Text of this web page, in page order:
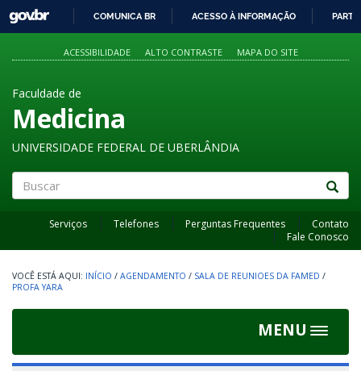
PARA
O
GOVBR
COMUNICA BR ACESSO À INFORMAÇÃO
ACESSIBILIDADE ALTO CONTRASTE MAPA DO SITE
Faculdade de
Medicina
UNIVERSIDADE FEDERAL DE UBERLÂNDIA
Serviços Telefones Perguntas Frequentes
Contato
Fale Conosco
INÍCIO / AGENDAMENTO / SALA DE REUNIOES DA FAMED /
PROFA YARA
MENU
Toggle